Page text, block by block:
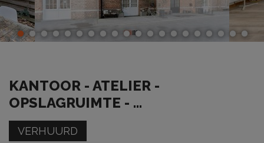
KANTOOR - ATELIER -
OPSLAGRUIMTE - ...
VERHUURD